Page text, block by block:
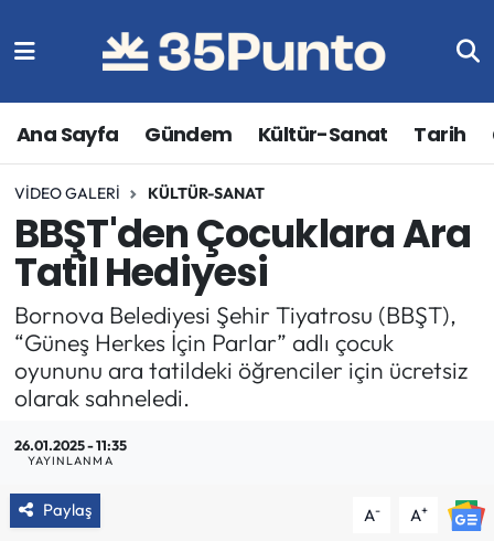
Ana Sayfa Gündem Kültür-Sanat Tarih
VIDEO GALERI KÜLTÜR-SANAT
BBŞT'den Çocuklara Ara
Tatil Hediyesi
Bornova Belediyesi Şehir Tiyatrosu (BBŞT),
“Güneş Herkes İçin Parlar” adlı çocuk
oyununu ara tatildeki öğrenciler için ücretsiz
olarak sahneledi.
26.01.2025 - 11:35
YAYINLANMA
Paylaş A- A+